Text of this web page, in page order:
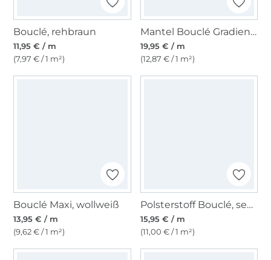
Bouclé, rehbraun
11,95 € / m
(7,97 € / 1 m²)
Mantel Bouclé Gradient, mint
19,95 € / m
(12,87 € / 1 m²)
Bouclé Maxi, wollweiß
13,95 € / m
(9,62 € / 1 m²)
Polsterstoff Bouclé, senfgelb
15,95 € / m
(11,00 € / 1 m²)